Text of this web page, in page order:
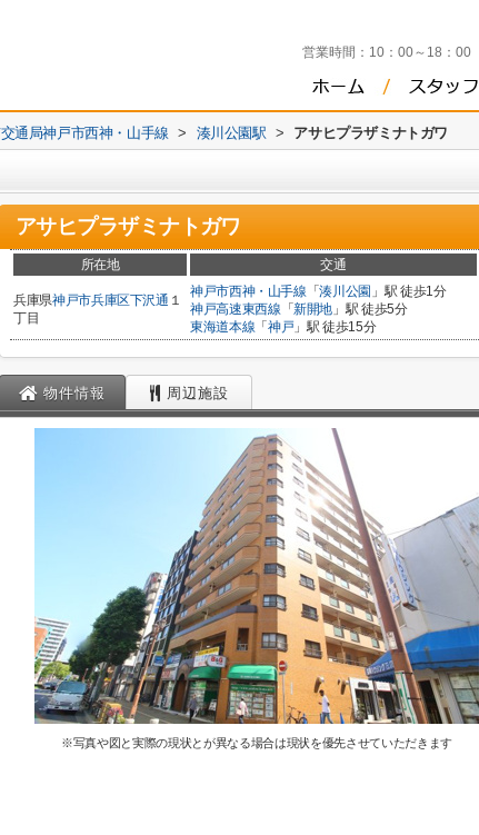
営業時間： 10：00～18：00
通局神戸市西神・山手線 > 湊川公園駅 > アサヒプラザミナトガワ
アサヒプラザミナトガワ
所在地 交通
兵庫県神戸市兵庫区下沢通 １
丁目
神戸市西神・山手線 「湊川公園 」駅 徒歩1分
神戸高速東西線 「新開地 」駅 徒歩5分
東海道本線 「 神戸」駅 徒歩15分
物件情報 周辺施設
※写真や図と実際の現状とが異なる場合は現状を優先させていただきます